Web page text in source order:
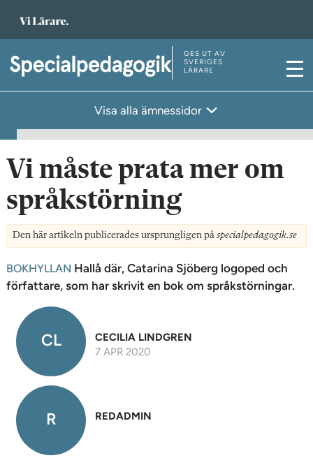
l
s
a
t
i
a
n
T
s
t
a
r
s
d
a
GES UT AV
SVERIGES
LÄRARE
M
Visa alla ämnessidor
Vi måste prata mer om
språkstörning
Den här artikeln publicerades ursprungligen på specialpedagogik.se
BOKHYLLAN Hallå där, Catarina Sjöberg logoped och
författare, som har skrivit en bok om språkstörningar.
CL
CECILIA LINDGREN
7 APR 2020
R REDADMIN